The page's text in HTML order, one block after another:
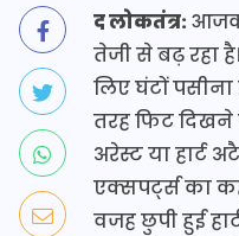
द लोकतंत्र:
तेजी से बढ़ रहा
लिए घंटों
तरह फिट
अरेस्ट या हार्ट
एक्सपर्ट्स का
वजह छुपी हुई